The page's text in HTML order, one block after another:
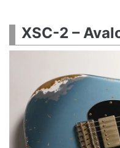
XSC-2 –